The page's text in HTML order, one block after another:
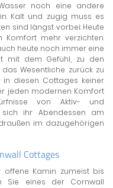
noch eine andere
Kalt und zugig muss es
sind längst vorbei: Heute
Komfort mehr verzichten.
heute noch immer eine
mit dem Gefühl, zu den
Wesentliche zurück zu
diesen Cottages keiner
jeden modernen Komfort
von Aktiv- und
ihr Abendessen am
im dazugehörigen
Cottages
Kamin zumeist bis
Sie eines der Cornwall